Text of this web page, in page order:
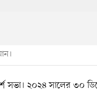
সভা। ২০২৪ সালের ৩০